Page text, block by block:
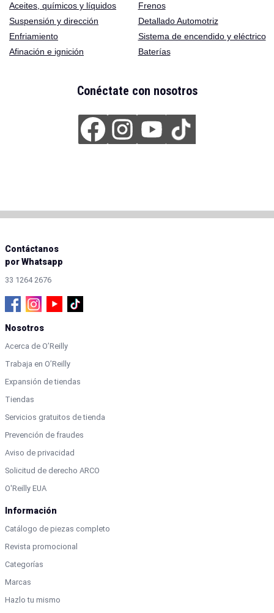
Aceites químicos y líquidos
Frenos
Suspensión y dirección
Detallado Automotriz
Enfriamiento
Sistema de encendido y eléctrico
Afinación e ignición
Baterías
Conéctate con nosotros
Contáctanos
por Whatsapp
33 1264 2676
Nosotros
Acerca de O’Reilly
Trabaja en O’Reilly
Expansión de tiendas
Tiendas
Servicios gratuitos de tienda
Prevención de fraudes
Aviso de privacidad
Solicitud de derecho ARCO
O'Reilly EUA
Información
Catálogo de piezas completo
Revista promocional
Categorías
Marcas
Hazlo tu mismo